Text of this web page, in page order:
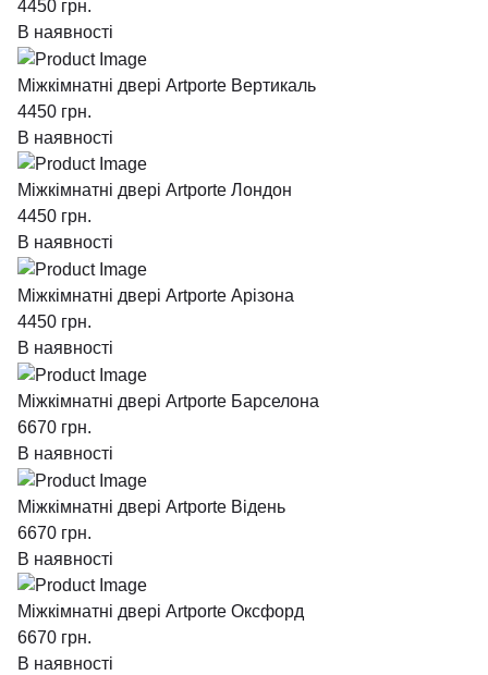
4450 грн.
В наявності
Міжкімнатні двері Artporte Вертикаль
4450 грн.
В наявності
Міжкімнатні двері Artporte Лондон
4450 грн.
В наявності
Міжкімнатні двері Artporte Арізона
4450 грн.
В наявності
Міжкімнатні двері Artporte Барселона
6670 грн.
В наявності
Міжкімнатні двері Artporte Відень
6670 грн.
В наявності
Міжкімнатні двері Artporte Оксфорд
6670 грн.
В наявності